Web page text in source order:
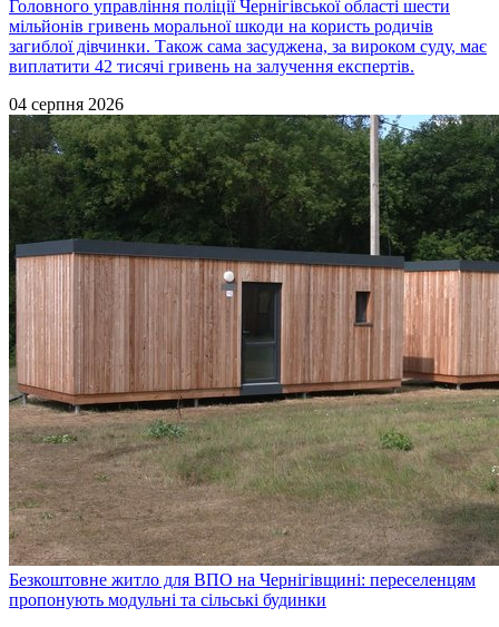
Головного управління поліції Чернігівської області шести
мільйонів гривень моральної шкоди на користь родичів
загиблої дівчинки. Також сама засуджена, за вироком суду, має
виплатити 42 тисячі гривень на залучення експертів.
04 серпня 2026
Безкоштовне житло для ВПО на Чернігівщині: переселенцям
пропонують модульні та сільські будинки